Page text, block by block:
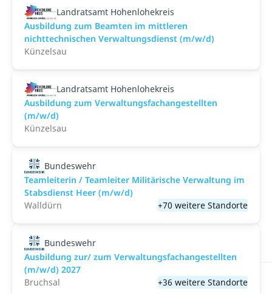
Landratsamt Hohenlohekreis
Ausbildung zum Beamten im mittleren
nichttechnischen Verwaltungsdienst (m/w/d)
Künzelsau
Landratsamt Hohenlohekreis
Ausbildung zum Verwaltungsfachangestellten
(m/w/d)
Künzelsau
Bundeswehr
Teamleiterin / Teamleiter Militärische Verwaltung im
Stabsdienst Heer (m/w/d)
Walldürn
+70 weitere Standorte
Bundeswehr
Ausbildung zur/ zum Verwaltungsfachangestellten
(m/w/d) 2027
Bruchsal
+36 weitere Standorte